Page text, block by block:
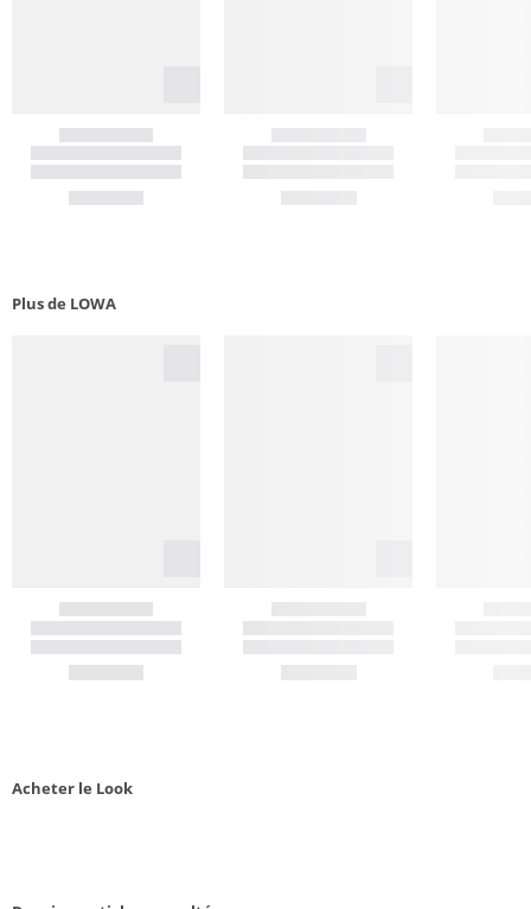
Plus de LOWA
Acheter le Look